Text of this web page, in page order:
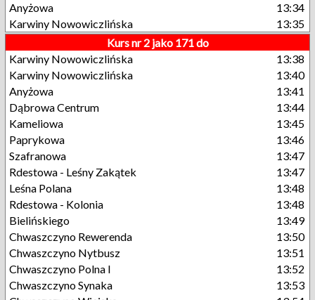
Anyżowa
13:34
Karwiny Nowowiczlińska
13:35
Kurs nr 2 jako 171 do
Karwiny Nowowiczlińska
13:38
Karwiny Nowowiczlińska
13:40
Anyżowa
13:41
Dąbrowa Centrum
13:44
Kameliowa
13:45
Paprykowa
13:46
Szafranowa
13:47
Rdestowa - Leśny Zakątek
13:47
Leśna Polana
13:48
Rdestowa - Kolonia
13:48
Bielińskiego
13:49
Chwaszczyno Rewerenda
13:50
Chwaszczyno Nytbusz
13:51
Chwaszczyno Polna I
13:52
Chwaszczyno Synaka
13:53